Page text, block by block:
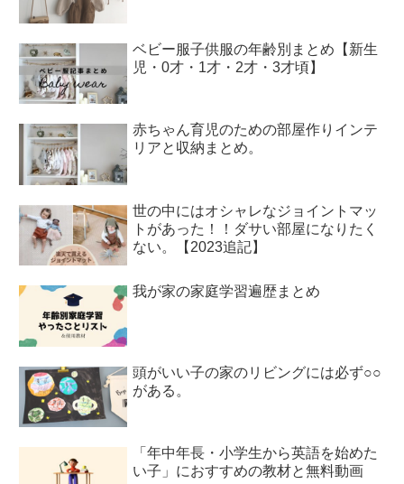
ベビー服子供服の年齢別まとめ【新生
児・0才・1才・2才・3才頃】
赤ちゃん育児のための部屋作りインテ
リアと収納まとめ。
世の中にはオシャレなジョイントマッ
トがあった！！ダサい部屋になりたく
ない。【2023追記】
我が家の家庭学習遍歴まとめ
頭がいい子の家のリビングには必ず○○
がある。
「年中年長・小学生から英語を始めた
い子」におすすめの教材と無料動画